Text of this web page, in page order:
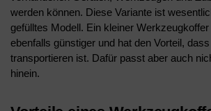
werden können. Diese Variante ist
gefülltes Modell. Ein kleiner
ebenfalls günstiger und hat den Vorteil,
transportieren ist. Dafür passt aber auch
hinein.